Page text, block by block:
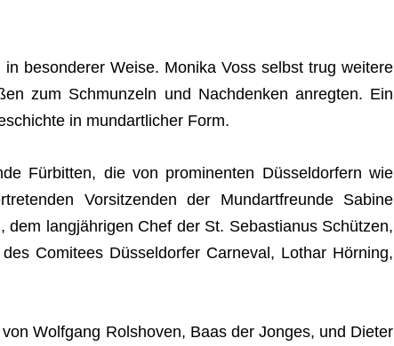
beson­de­rer Weise. Monika Voss selbst trug wei­tere
zum Schmun­zeln und Nach­den­ken anreg­ten. Ein
in mund­art­li­cher Form.
Für­bit­ten, die von pro­mi­nen­ten Düs­sel­dor­fern wie
Vor­sit­zen­den der Mund­art­freunde Sabine
lang­jäh­ri­gen Chef der St. Sebas­tia­nus Schüt­zen,
Comi­tees Düs­sel­dor­fer Car­ne­val, Lothar Hör­ning,
Wolf­gang Rol­s­ho­ven, Baas der Jon­ges, und Die­ter